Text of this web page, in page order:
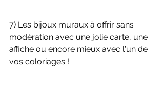
7) Les bijoux muraux à offrir sans
modération avec une jolie carte, une
affiche ou encore mieux avec l'un de
vos coloriages !